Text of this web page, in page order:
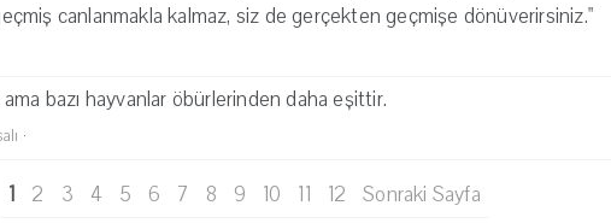
canlanmakla kalmaz, siz de gerçekten geçmişe dönüverirsiniz."
bazı hayvanlar öbürlerinden daha eşittir.
·
1 2 3 4 5 6 7 8 9 10 11 12
Sonraki Sayfa